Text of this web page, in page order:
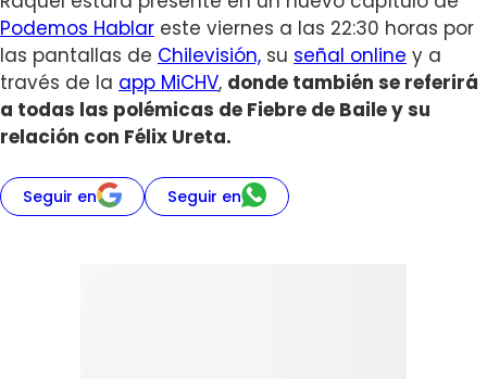
Podemos Hablar este viernes a las 22:30 horas por
las pantallas de Chilevisión, su señal online y a
través de la app MiCHV, donde también se referirá
a todas las polémicas de Fiebre de Baile y su
relación con Félix Ureta.
Seguir en Seguir en